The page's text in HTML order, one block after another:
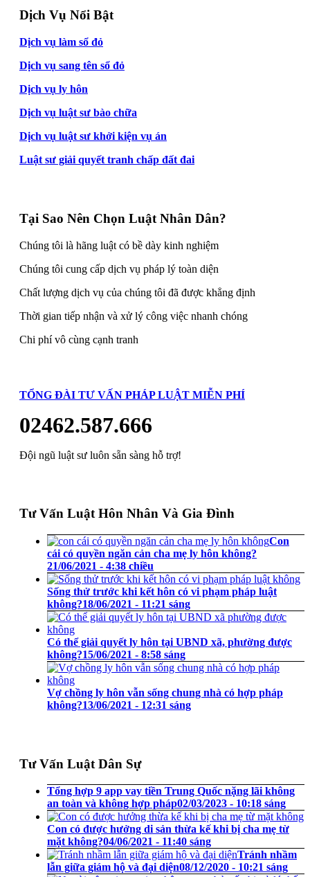
Dịch Vụ Nổi Bật
Dịch vụ làm sổ đỏ
Dịch vụ sang tên sổ đỏ
Dịch vụ ly hôn
Dịch vụ luật sư bào chữa
Dịch vụ luật sư khởi kiện vụ án
Luật sư giải quyết tranh chấp đất đai
Tại Sao Nên Chọn Luật Nhân Dân?
Chúng tôi là hãng luật có bề dày kinh nghiệm
Chúng tôi cung cấp dịch vụ pháp lý toàn diện
Chất lượng dịch vụ của chúng tôi đã được khẳng định
Thời gian tiếp nhận và xử lý công việc nhanh chóng
Chi phí vô cùng cạnh tranh
TỔNG ĐÀI TƯ VẤN PHÁP LUẬT MIỄN PHÍ
02462.587.666
Đội ngũ luật sư luôn sẵn sàng hỗ trợ!
Tư Vấn Luật Hôn Nhân Và Gia Đình
Con
cái có quyền ngăn cản cha mẹ ly hôn không?
21/06/2021 - 4:38 chiều
Sống thử trước khi kết hôn có vi phạm pháp luật
không?18/06/2021 - 11:21 sáng
Có thể giải quyết ly hôn tại UBND xã, phường được
không?15/06/2021 - 8:58 sáng
Vợ chồng ly hôn vẫn sống chung nhà có hợp pháp
không?13/06/2021 - 12:31 sáng
Tư Vấn Luật Dân Sự
Tổng hợp 9 app vay tiền Trung Quốc nặng lãi không
an toàn và không hợp pháp02/03/2023 - 10:18 sáng
Con có được hưởng di sản thừa kế khi bị cha mẹ từ
mặt không?04/06/2021 - 11:40 sáng
Tránh nhầm
lẫn giữa giám hộ và đại diện08/12/2020 - 10:21 sáng